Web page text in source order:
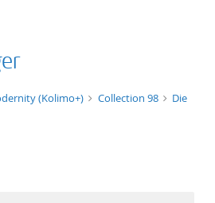
(Kolimo+) Collection 98
Die